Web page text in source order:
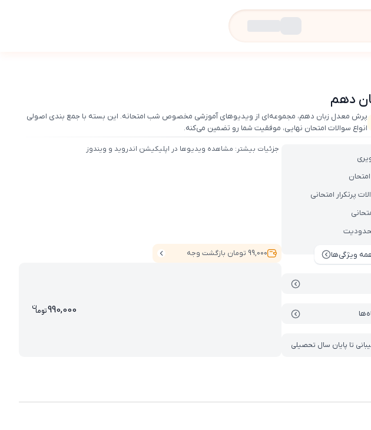
دهم
پرش معدل زبان دهم، مجموعه‌ای از ویدیوهای آموزشی مخصوص شب امتحانه. این بسته با جمع بندی اصولی
انواع سوالات امتحان نهایی، موفقیت شما رو تضمین می‌کنه.
پرتکرار امتحانی
ویژگی‌ها
تا پایان سال تحصیلی
جزئیات بیشتر: مشاهده ویدیوها در اپلیکیشن اندروید و ویندوز
99,000 تومان بازگشت وجه
990,000توما
ن
قیمت پرش معدل زبان دهم